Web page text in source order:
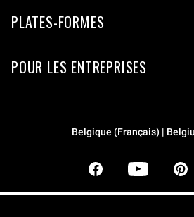
PLATES-FORMES
POUR LES ENTREPRISES
Belgique (Français) |